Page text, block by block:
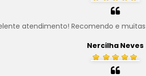
atendimento! Recomendo e
Nercilha Neves